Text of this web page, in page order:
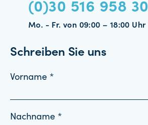
(0)30 516 958 30
Mo. - Fr. von 09:00 – 18:00 Uhr
Schreiben Sie uns
Vorname *
Nachname *